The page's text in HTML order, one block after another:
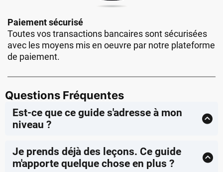
Paiement sécurisé
Toutes vos transactions bancaires sont sécurisées
avec les moyens mis en oeuvre par notre plateforme
de paiement.
Questions Fréquentes
Est-ce que ce guide s'adresse à mon
niveau ?
autour des greens sans vraiment comprendre ce
qu'il fait. Que vous soyez à l'index 36 ou à l'index
Je prends déjà des leçons. Ce guide
m'apporte quelque chose en plus ?